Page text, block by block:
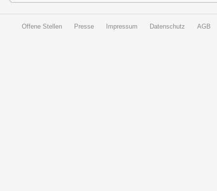
Offene Stellen Presse Impressum Datenschutz AGB